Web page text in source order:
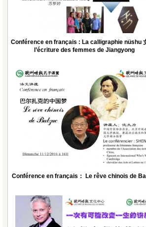
Conférence en français : La calligraphie nüshu
l’écriture des femmes de Jiangyong
Conférence en français： Le rêve chinois de